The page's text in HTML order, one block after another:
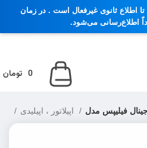
0 تومان
اطلاع ثانوی غیرفعال است . در زمان
اطلاع‌رسانی می‌شود.